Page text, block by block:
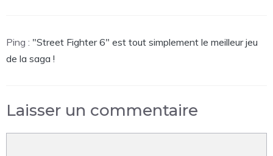
Ping : "Street Fighter 6" est tout simplement le meilleur jeu
de la saga !
Laisser un commentaire